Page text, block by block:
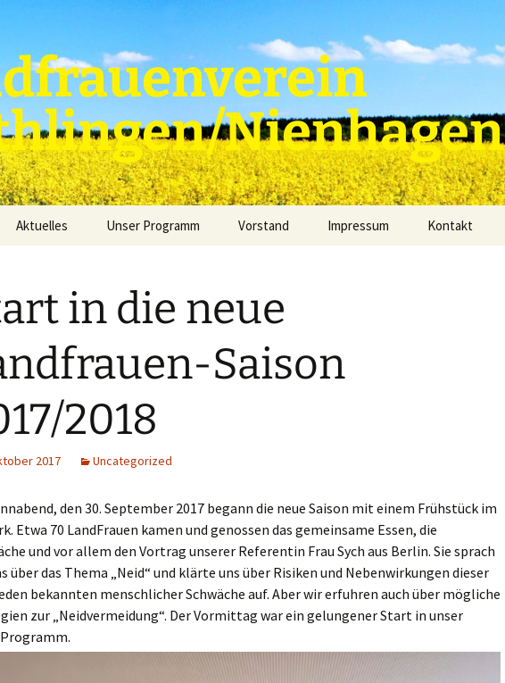
Nienhagen
Aktuelles Unser Programm Vorstand Impressum Kontakt
in die neue
Saison
2018
2017 Uncategorized
den 30. September 2017 begann die neue Saison mit einem Frühstück im
Etwa 70 LandFrauen kamen und genossen das gemeinsame Essen, die
und vor allem den Vortrag unserer Referentin Frau Sych aus Berlin. Sie sprach
über das Thema „Neid“ und klärte uns über Risiken und Nebenwirkungen dieser
bekannten menschlicher Schwäche auf. Aber wir erfuhren auch über mögliche
zur „Neidvermeidung“. Der Vormittag war ein gelungener Start in unser